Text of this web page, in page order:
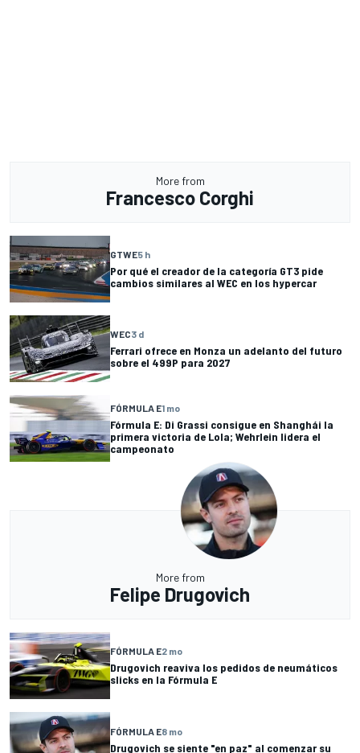
More from
Francesco Corghi
GTWE5 h
Por qué el creador de la categoría GT3 pide
cambios similares al WEC en los hypercar
WEC3 d
Ferrari ofrece en Monza un adelanto del futuro
sobre el 499P para 2027
FÓRMULA E1 mo
Fórmula E: Di Grassi consigue en Shanghái la
primera victoria de Lola; Wehrlein lidera el
campeonato
More from
Felipe Drugovich
FÓRMULA E2 mo
Drugovich reaviva los pedidos de neumáticos
slicks en la Fórmula E
FÓRMULA E8 mo
Drugovich se siente "en paz" al comenzar su